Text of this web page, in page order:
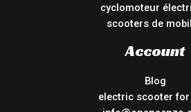
cyclomoteur
scooters de
Account
Blog
electric scooter for